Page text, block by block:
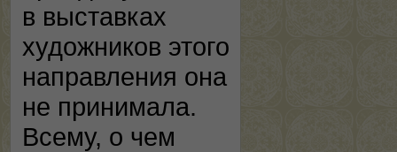
в выставках
художников этого
направления она
не принимала.
Всему, о чем